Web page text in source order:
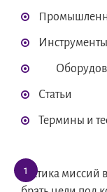
Инструменты
Статьи
Термины и
Тактика миссий